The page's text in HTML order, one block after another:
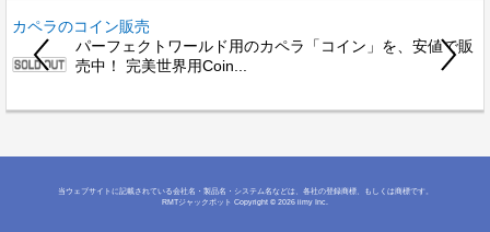
カペラのコイン販売
パーフェクトワールド用のカペラ「コイン」を、安値で販
売中！ 完美世界用Coin...
当ウェブサイトに記載されている会社名・製品名・システム名などは、各社の登録商標、もしくは商標です。
RMTジャックポット Copyright © 2026 iimy Inc.